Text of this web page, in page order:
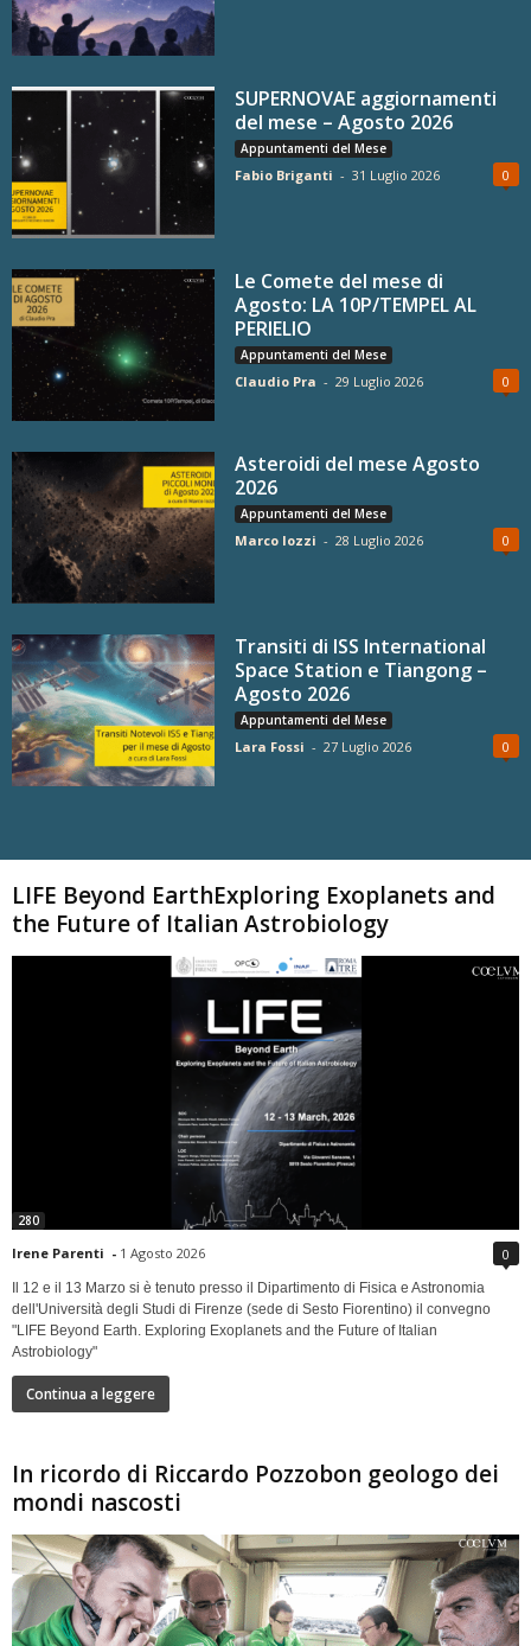
SUPERNOVAE aggiornamenti
del mese – Agosto 2026
Appuntamenti del Mese
Fabio Briganti - 31 Luglio 2026 0
Le Comete del mese di
Agosto: LA 10P/TEMPEL AL
PERIELIO
Appuntamenti del Mese
Claudio Pra - 29 Luglio 2026 0
Asteroidi del mese Agosto
2026
Appuntamenti del Mese
Marco Iozzi - 28 Luglio 2026 0
Transiti di ISS International
Space Station e Tiangong –
Agosto 2026
Appuntamenti del Mese
Lara Fossi - 27 Luglio 2026 0
LIFE Beyond EarthExploring Exoplanets and
the Future of Italian Astrobiology
280
Irene Parenti - 1 Agosto 2026 0
Il 12 e il 13 Marzo si è tenuto presso il Dipartimento di Fisica e Astronomia
dell'Università degli Studi di Firenze (sede di Sesto Fiorentino) il convegno
"LIFE Beyond Earth. Exploring Exoplanets and the Future of Italian
Astrobiology"
Continua a leggere
In ricordo di Riccardo Pozzobon geologo dei
mondi nascosti